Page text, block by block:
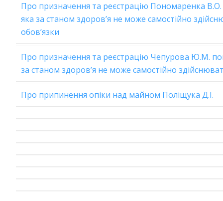
Про призначення та реєстрацію Пономаренка В.О.
яка за станом здоров’я не може самостійно
обов’язки
Про призначення та реєстрацію Чепурова Ю.М.
за станом здоров’я не може самостійно
Про припинення опіки над майном Поліщука Д.І.